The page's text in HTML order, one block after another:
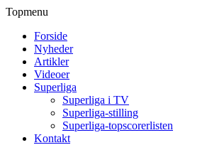
Topmenu
Forside
Nyheder
Artikler
Videoer
Superliga
Superliga i TV
Superliga-stilling
Superliga-topscorerlisten
Kontakt